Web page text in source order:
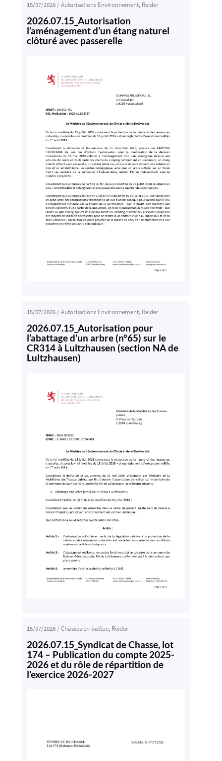
15/07/2026/Autorisations Environnement, Reider
2026.07.15_Autorisation
l’aménagement d’un étang naturel
clôturé avec passerelle
15/07/2026/Autorisations Environnement, Reider
2026.07.15_Autorisation pour
l’abattage d’un arbre (n°65) sur le
CR314 à Lultzhausen (section NA de
Lultzhausen)
15/07/2026/Chasses en battue, Reider
2026.07.15_Syndicat de Chasse, lot
174 – Publication du compte 2025-
2026 et du rôle de répartition de
l’exercice 2026-2027